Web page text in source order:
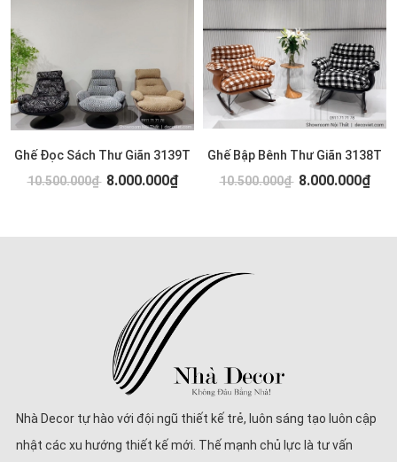
Ghế Đọc Sách Thư Giãn 3139T
10.500.000₫ 8.000.000₫
Ghế Bập Bênh Thư Giãn 3138T
10.500.000₫ 8.000.000₫
Nhà Decor tự hào với đội ngũ thiết kế trẻ, luôn sáng tạo luôn cập
nhật các xu hướng thiết kế mới. Thế mạnh chủ lực là tư vấn